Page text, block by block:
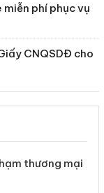
miễn phí phục vụ
CNQSDĐ cho
thương